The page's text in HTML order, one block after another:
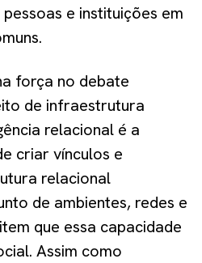
e instituições em
força no debate
de infraestrutura
relacional é a
criar vínculos e
relacional
de ambientes, redes e
que essa capacidade
Assim como